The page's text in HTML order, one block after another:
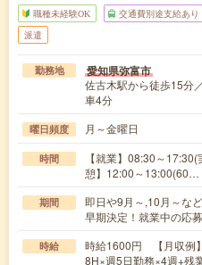
職種未経験OK 交通費別途支給あり
派遣
勤務地 愛知県弥富市
佐古木駅から徒歩15分
車4分
曜日頻度 月～金曜日
時間
【就業】08:30～
憩】12:00～13:00(60…
期間
即日や9月～,10月～な
早期決定！就業中の応
時給
時給1600円 【月収例
8H×週5日勤務×4週+残